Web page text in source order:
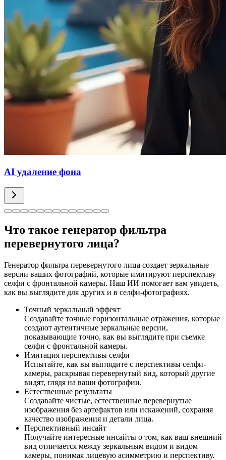
AI удаление фона
Что такое генератор фильтра
перевернутого лица?
Генератор фильтра перевернутого лица создает зеркальные
версии ваших фотографий, которые имитируют перспективу
селфи с фронтальной камеры. Наш ИИ помогает вам увидеть,
как вы выглядите для других и в селфи-фотографиях.
Точный зеркальный эффект
Создавайте точные горизонтальные отражения, которые
создают аутентичные зеркальные версии,
показывающие точно, как вы выглядите при съемке
селфи с фронтальной камеры.
Имитация перспективы селфи
Испытайте, как вы выглядите с перспективы селфи-
камеры, раскрывая перевернутый вид, который другие
видят, глядя на ваши фотографии.
Естественные результаты
Создавайте чистые, естественные перевернутые
изображения без артефактов или искажений, сохраняя
качество изображения и детали лица.
Перспективный инсайт
Получайте интересные инсайты о том, как ваш внешний
вид отличается между зеркальным видом и видом
камеры, понимая лицевую асимметрию и перспективу.